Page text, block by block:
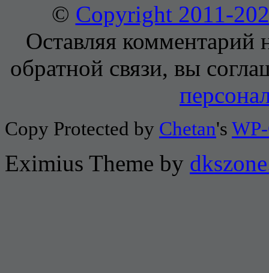
© Copyright 2011-
Оставляя комментарий
обратной связи, вы
Copy Protected by Chetan's
Eximius Theme by